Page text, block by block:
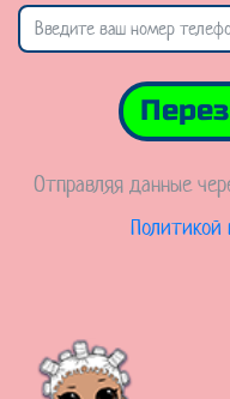
Отправляя данные
Политикой